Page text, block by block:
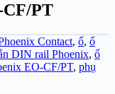
CF/PT
Contact, ổ, ổ
DIN rail Phoenix, ổ
EO-CF/PT, phụ